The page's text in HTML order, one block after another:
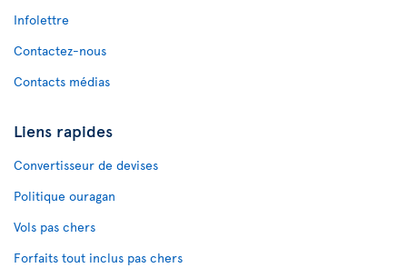
Infolettre
Contactez-nous
Contacts médias
Liens rapides
Convertisseur de devises
Politique ouragan
Vols pas chers
Forfaits tout inclus pas chers